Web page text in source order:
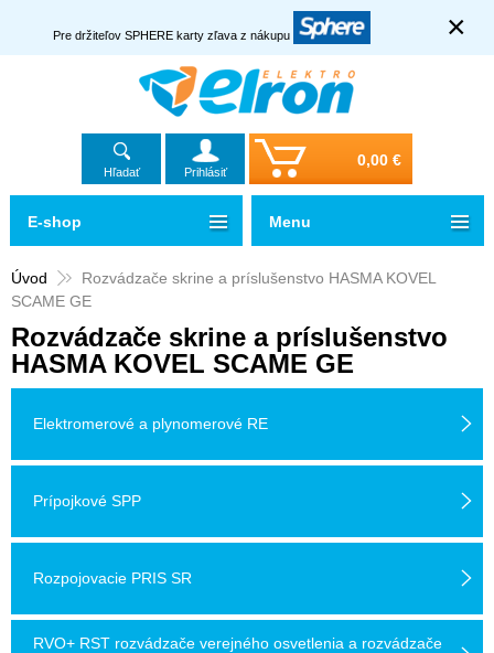
Pre držiteľov SPHERE karty zľava z nákupu ×
Hľadať Prihlásiť
0,00 €
Úvod
Rozvádzače skrine a príslušenstvo HASMA KOVEL
SCAME GE
Rozvádzače skrine a príslušenstvo
HASMA KOVEL SCAME GE
Elektromerové a plynomerové RE
Prípojkové SPP
Rozpojovacie PRIS SR
RVO+ RST rozvádzače verejného osvetlenia a rozvádzače
E-shop Menu